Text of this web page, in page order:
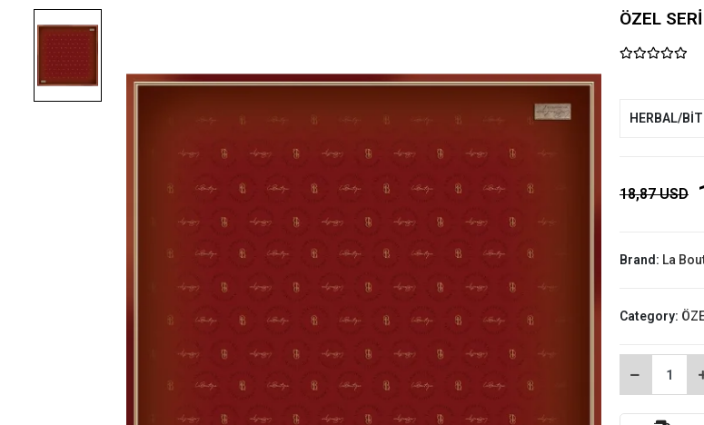
ÖZEL
HERBAL/
18,87 USD
Brand: La
Category: